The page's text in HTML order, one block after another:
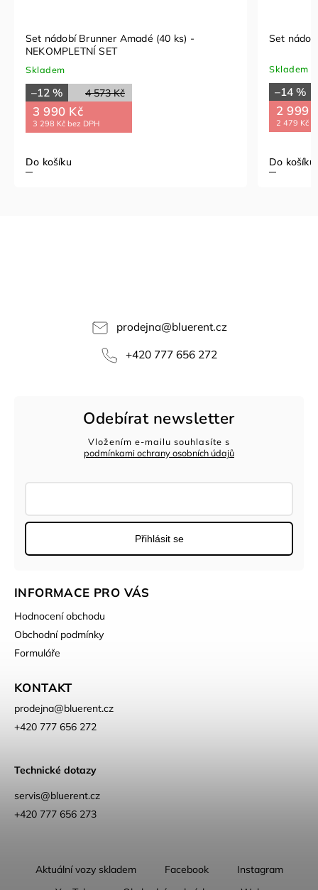
Set nádobí Brunner Amadé (40 ks) -
NEKOMPLETNÍ SET
Skladem
4 573 Kč
–12 %
3 990 Kč
3 298 Kč bez DPH
Do košíku
Set
Skladem
–14 %
2 999
2 479 Kč
Do košíku
prodejna@bluerent.cz
+420 777 656 272
Odebírat newsletter
Vložením e-mailu souhlasíte s
podmínkami ochrany osobních údajů
Přihlásit se
INFORMACE PRO VÁS
Hodnocení obchodu
Obchodní podmínky
Formuláře
KONTAKT
prodejna@bluerent.cz
+420 777 656 272
Technické dotazy
servis@bluerent.cz
+420 777 656 273
Aktuální vozy skladem Facebook
Instagram